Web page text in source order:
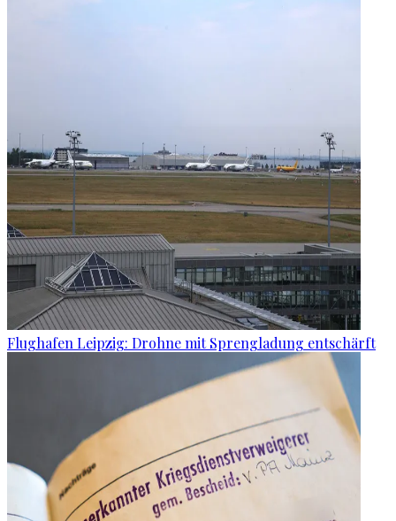
Flughafen Leipzig: Drohne mit Sprengladung entschärft